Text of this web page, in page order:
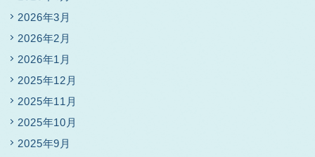
2026年3月
2026年2月
2026年1月
2025年12月
2025年11月
2025年10月
2025年9月